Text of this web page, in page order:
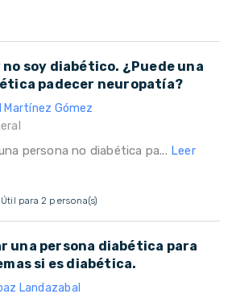
no soy diabético. ¿Puede una
padecer neuropatía?
Martínez Gómez
persona no diabética pa... Leer
Útil para 2 persona(s)
una persona diabética para
si es diabética.
Landazabal